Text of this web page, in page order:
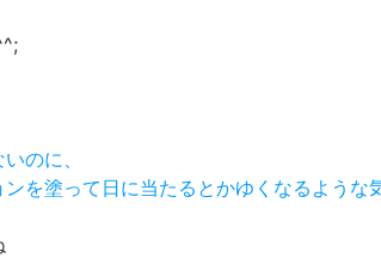
のに、
を塗って日に当たるとかゆくなるような